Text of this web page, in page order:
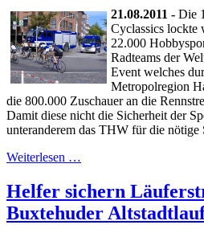
21.08.2011 - Die
Cyclassics lockte
22.000
Radteams der
Event welches
Metropolregion
die 800.000 Zuschauer an die
Damit diese nicht die Sicherheit der
unteranderem das THW für die nötige
Weiterlesen …
Helfer sichern
Buxtehuder